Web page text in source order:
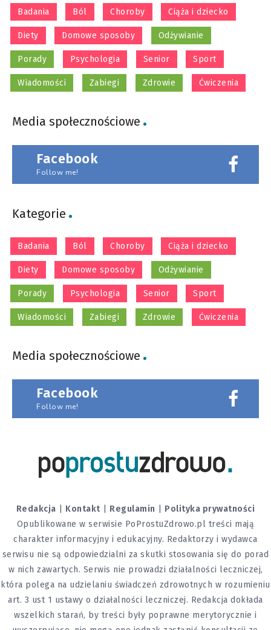
Badania Ból Choroby Ciąża i dziecko
Diety Domowe sposoby Odżywianie
Porady Psychologia Senior Sport
Wiadomości Zabiegi Zdrowie Ćwiczenia
Media społecznościowe
Facebook
Follow me!
Kategorie
Badania Ból Choroby Ciąża i dziecko
Diety Domowe sposoby Odżywianie
Porady Psychologia Senior Sport
Wiadomości Zabiegi Zdrowie Ćwiczenia
Media społecznościowe
Facebook
Follow me!
Redakcja Kontakt Regulamin
Polityka prywatności
Opublikowane w serwisie PoProstuZdrowo.pl treści mają
charakter informacyjny i edukacyjny. Redaktorzy i wydawca
serwisu nie są odpowiedzialni za skutki stosowania się do porad
w nich zawartych. Serwis nie prowadzi działalności leczniczej,
która polega na udzielaniu świadczeń zdrowotnych w rozumieniu
art. 3 ust 1 ustawy o działalności leczniczej. Redakcja dokłada
wszelkich starań, by treści były poprawne merytorycznie i